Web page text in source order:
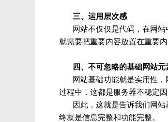
三、运用层次感
网站不仅仅是代码，在网
就需要把重要内容放置在重要
四、不可忽略的基础网站元
网站基础功能就是实用性
过程中，这都是服务器不稳定
因此，这就是告诉我们网
终就是信息完整和功能完整。